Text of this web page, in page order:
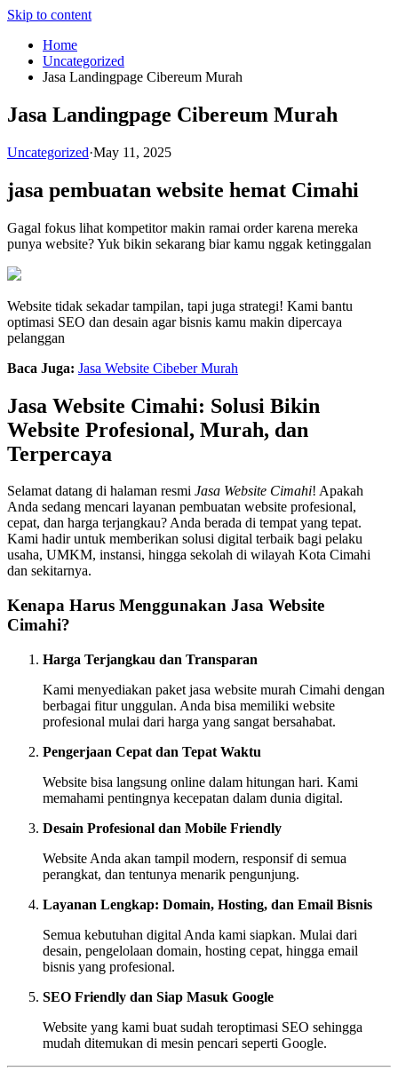
Skip to content
Home
Uncategorized
Jasa Landingpage Cibereum Murah
Jasa Landingpage Cibereum Murah
Uncategorized·May 11, 2025
jasa pembuatan website hemat Cimahi
Gagal fokus lihat kompetitor makin ramai order karena mereka
punya website? Yuk bikin sekarang biar kamu nggak ketinggalan
Website tidak sekadar tampilan, tapi juga strategi! Kami bantu
optimasi SEO dan desain agar bisnis kamu makin dipercaya
pelanggan
Baca Juga: Jasa Website Cibeber Murah
Jasa Website Cimahi: Solusi Bikin
Website Profesional, Murah, dan
Terpercaya
Selamat datang di halaman resmi Jasa Website Cimahi! Apakah
Anda sedang mencari layanan pembuatan website profesional,
cepat, dan harga terjangkau? Anda berada di tempat yang tepat.
Kami hadir untuk memberikan solusi digital terbaik bagi pelaku
usaha, UMKM, instansi, hingga sekolah di wilayah Kota Cimahi
dan sekitarnya.
Kenapa Harus Menggunakan Jasa Website
Cimahi?
Harga Terjangkau dan Transparan
Kami menyediakan paket jasa website murah Cimahi dengan
berbagai fitur unggulan. Anda bisa memiliki website
profesional mulai dari harga yang sangat bersahabat.
Pengerjaan Cepat dan Tepat Waktu
Website bisa langsung online dalam hitungan hari. Kami
memahami pentingnya kecepatan dalam dunia digital.
Desain Profesional dan Mobile Friendly
Website Anda akan tampil modern, responsif di semua
perangkat, dan tentunya menarik pengunjung.
Layanan Lengkap: Domain, Hosting, dan Email Bisnis
Semua kebutuhan digital Anda kami siapkan. Mulai dari
desain, pengelolaan domain, hosting cepat, hingga email
bisnis yang profesional.
SEO Friendly dan Siap Masuk Google
Website yang kami buat sudah teroptimasi SEO sehingga
mudah ditemukan di mesin pencari seperti Google.